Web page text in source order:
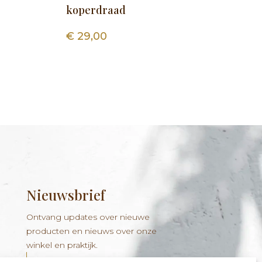
koperdraad
€ 29,00
Nieuwsbrief
Ontvang updates over nieuwe
producten en nieuws over onze
winkel en praktijk.